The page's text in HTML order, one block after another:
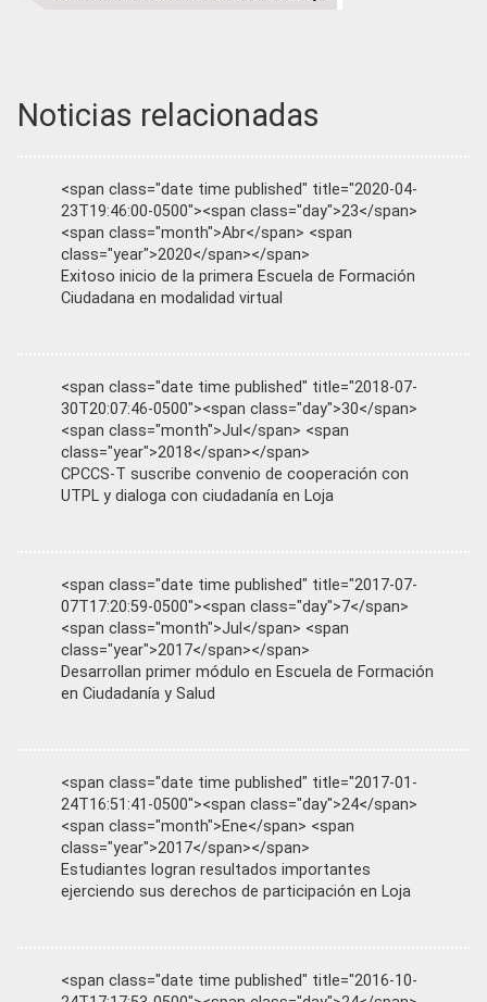
Noticias relacionadas
<span class="date time published" title="2020-04-
23T19:46:00-0500"><span class="day">23</span>
<span class="month">Abr</span> <span
class="year">2020</span></span>
Exitoso inicio de la primera Escuela de Formación
Ciudadana en modalidad virtual
<span class="date time published" title="2018-07-
30T20:07:46-0500"><span class="day">30</span>
<span class="month">Jul</span> <span
class="year">2018</span></span>
CPCCS-T suscribe convenio de cooperación con
UTPL y dialoga con ciudadanía en Loja
<span class="date time published" title="2017-07-
07T17:20:59-0500"><span class="day">7</span>
<span class="month">Jul</span> <span
class="year">2017</span></span>
Desarrollan primer módulo en Escuela de Formación
en Ciudadanía y Salud
<span class="date time published" title="2017-01-
24T16:51:41-0500"><span class="day">24</span>
<span class="month">Ene</span> <span
class="year">2017</span></span>
Estudiantes logran resultados importantes
ejerciendo sus derechos de participación en Loja
<span class="date time published" title="2016-10-